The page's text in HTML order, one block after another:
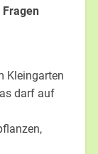
Kleingarten
darf auf